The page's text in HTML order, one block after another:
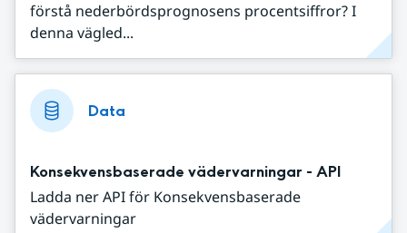
förstå nederbördsprognosens procentsiffror? I
denna vägled...
Data
Konsekvensbaserade vädervarningar - API
Ladda ner API för Konsekvensbaserade
vädervarningar